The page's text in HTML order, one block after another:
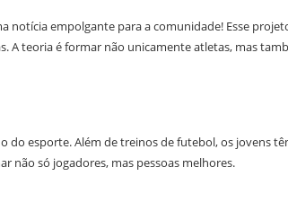
notícia empolgante para a comunidade! Esse
A teoria é formar não unicamente atletas, mas
do esporte. Além de treinos de futebol, os jovens
não só jogadores, mas pessoas melhores.